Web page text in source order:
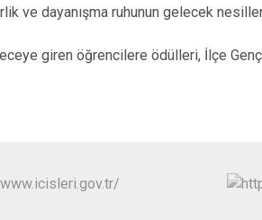
ve dayanışma ruhunun gelecek
giren öğrencilere ödülleri, İlçe